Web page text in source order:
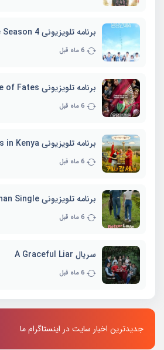
6 ماه قبل
برنامه تلویزیونی Battle of Fates
6 ماه قبل
6 ماه قبل
6 ماه قبل
سریال A Graceful Liar
6 ماه قبل
جدیدترین اخبار سایت در اینستاگرام ما